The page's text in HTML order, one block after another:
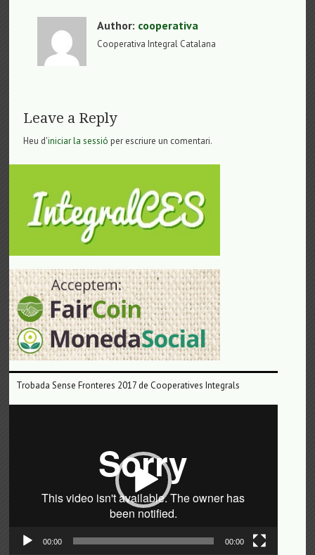
Author: cooperativa
Cooperativa Integral Catalana
Leave a Reply
Heu d'iniciar la sessió per escriure un comentari.
Trobada Sense Fronteres 2017 de Cooperatives Integrals
00:00 00:00